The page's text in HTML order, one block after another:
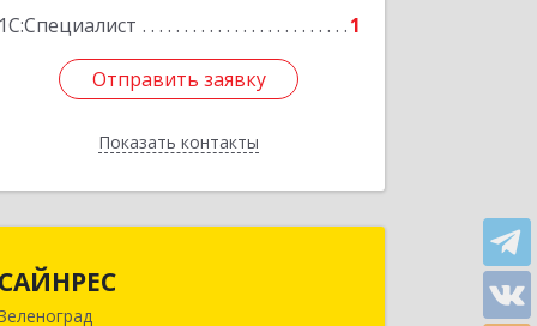
1С:Специалист
1
Отправить заявку
Показать контакты
Подробнее
Отправить заявку
Назад
САЙНРЕС
124365, Москва г, Зеленоград г,